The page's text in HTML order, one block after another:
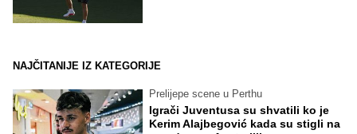
NAJČITANIJE IZ KATEGORIJE
Prelijepe scene u Perthu
Igrači Juventusa su shvatili ko je
Kerim Alajbegović kada su stigli na